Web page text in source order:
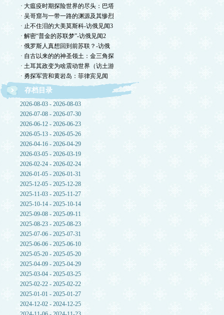
· 大瘟疫时期探险世界的尽头：巴塔
· 吴哥窟与一带一路的渊源及其惨烈
· 止不住泪的大美莫斯科-访俄见闻3
· 解密“普金的苏联梦”-访俄见闻2
· 俄罗斯人真想回到前苏联？-访俄
· 自古以来的的神圣领土：金三角探
· 土耳其政变为啥震动世界（访土游
· 勇探军营和黄岩岛：菲律宾见闻
存档目录
2026-08-03 - 2026-08-03
2026-07-08 - 2026-07-30
2026-06-12 - 2026-06-23
2026-05-13 - 2026-05-26
2026-04-16 - 2026-04-29
2026-03-05 - 2026-03-19
2026-02-24 - 2026-02-24
2026-01-05 - 2026-01-31
2025-12-05 - 2025-12-28
2025-11-03 - 2025-11-27
2025-10-14 - 2025-10-14
2025-09-08 - 2025-09-11
2025-08-23 - 2025-08-23
2025-07-06 - 2025-07-31
2025-06-06 - 2025-06-10
2025-05-20 - 2025-05-20
2025-04-09 - 2025-04-29
2025-03-04 - 2025-03-25
2025-02-22 - 2025-02-22
2025-01-01 - 2025-01-27
2024-12-02 - 2024-12-25